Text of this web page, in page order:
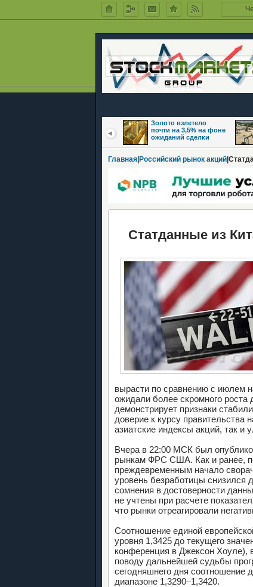
Золото взлетело
почти на 3,5% на фоне
ожиданий сделки
Главная Российский рынок акций
Статданные из
вырасти по сравнению с июлем
ожидали более скромного
демонстрирует признаки
доверие к курсу
азиатские индексы акций, так и
Вчера в 22:00 МСК был
рынкам ФРС США. Как и ранее,
преждевременным начало
уровень безработицы снизился
сомнения в достоверности
не учтены при расчете
что рынки отреагировали
Соотношение единой
уровня 1,3425 до текущего
конференция в Джексон Хоуле),
поводу дальнейшей судьбы
сегодняшнего дня соотношение
диапазоне 1,3290–1,3420.